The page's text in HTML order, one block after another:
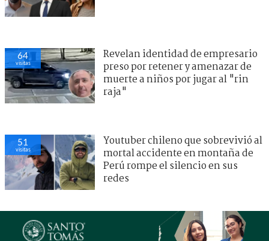
64
visitas
Revelan identidad de empresario
preso por retener y amenazar de
muerte a niños por jugar al "rin
raja"
51
visitas
Youtuber chileno que sobrevivió al
mortal accidente en montaña de
Perú rompe el silencio en sus
redes